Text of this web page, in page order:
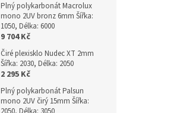
Plný polykarbonát Macrolux
mono 2UV bronz 6mm Šířka:
1050, Délka: 6000
9 704 Kč
Čiré plexisklo Nudec XT 2mm
Šířka: 2030, Délka: 2050
2 295 Kč
Plný polykarbonát Palsun
mono 2UV čirý 15mm Šířka: